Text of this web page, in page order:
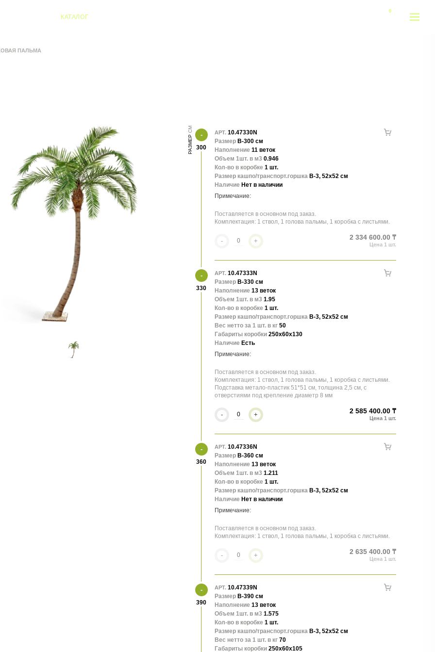
КАТАЛОГ
ПАЛЬМА
РАЗМЕР 300
АРТ. 10.47330N
Размер В-300 см
Наполнение 11 веток
Объем 1шт. в м3 0.946
Кол-во в коробке 1 шт.
Размер кашпо/транспорт.горшка В-3, 52х52 см
Наличие Нет в наличии
Поставляется в основном под заказ.
Комплектация: 1 ствол, 1 голова пальмы, 1 коробка с листьями.
- + 2 334 600.00 ₸
330
АРТ. 10.47333N
Размер В-330 см
Наполнение 13 веток
Объем 1шт. в м3 1.95
Кол-во в коробке 1 шт.
Размер кашпо/транспорт.горшка В-3, 52х52 см
Вес нетто за 1 шт. в кг 50
Габариты коробки 250x60x130
Наличие Есть
Поставляется в основном под заказ.
Комплектация: 1 ствол, 1 голова пальмы, 1 коробка с листьями.
Подставка метало-пластик 51*51 см, толщина 2,5 см, с
отверстиями под крепление диаметр 8 мм
- + 2 585 400.00 ₸
360
АРТ. 10.47336N
Размер В-360 см
Наполнение 13 веток
Объем 1шт. в м3 1.211
Кол-во в коробке 1 шт.
Размер кашпо/транспорт.горшка В-3, 52х52 см
Наличие Нет в наличии
Поставляется в основном под заказ.
Комплектация: 1 ствол, 1 голова пальмы, 1 коробка с листьями.
- + 2 635 400.00 ₸
390
АРТ. 10.47339N
Размер В-390 см
Наполнение 13 веток
Объем 1шт. в м3 1.575
Кол-во в коробке 1 шт.
Размер кашпо/транспорт.горшка В-3, 52х52 см
Вес нетто за 1 шт. в кг 70
Габариты коробки 250x60x105